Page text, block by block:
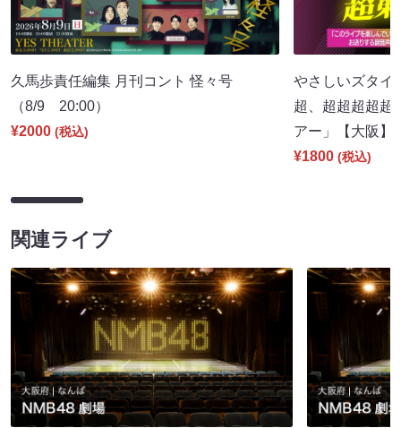
久馬歩責任編集 月刊コント 怪々号
（8/9 20:00）
¥2000 (税込)
やさしいズタイ
超、超超超超超
アー」【大阪
¥1800 (税込)
関連ライブ